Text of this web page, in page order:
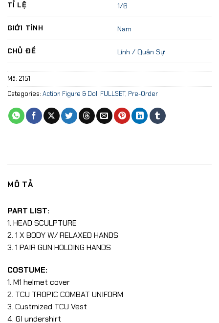
TỈ LỆ 1/6
GIỚI TÍNH Nam
CHỦ ĐỀ Lính / Quân Sự
Mã: 2151
Categories: Action Figure & Doll FULLSET, Pre-Order
MÔ TẢ
PART LIST:
1. HEAD SCULPTURE
2. 1 X BODY W/ RELAXED HANDS
3. 1 PAIR GUN HOLDING HANDS
COSTUME:
1. M1 helmet cover
2. TCU TROPIC COMBAT UNIFORM
3. Custmized TCU Vest
4. GI undershirt